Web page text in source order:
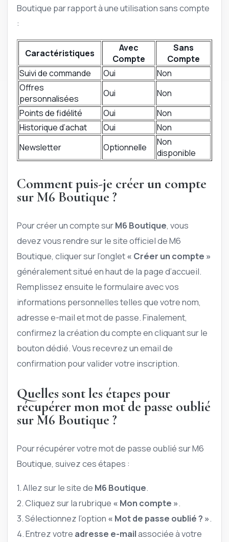
Boutique par rapport à une utilisation sans compte
:
Caractéristiques
Avec
Compte
Sans
Compte
Suivi de commande
Oui
Non
Offres
personnalisées
Oui
Non
Points de fidélité
Oui
Non
Historique d’achat
Oui
Non
Newsletter
Optionnelle
Non
disponible
Comment puis-je créer un compte
sur M6 Boutique ?
Pour créer un compte surM6 Boutique, vous
devez vous rendre sur le site officiel de M6
Boutique, cliquer sur l’onglet« Créer un compte »
généralement situé en haut de la page d’accueil.
Remplissez ensuite le formulaire avec vos
informations personnelles telles que votre nom,
adresse e-mail et mot de passe. Finalement,
confirmez la création du compte en cliquant sur le
bouton dédié. Vous recevrez un email de
confirmation pour valider votre inscription.
Quelles sont les étapes pour
récupérer mon mot de passe oublié
sur M6 Boutique ?
Pour récupérer votre mot de passe oublié sur M6
Boutique, suivez ces étapes :
1. Allez sur le site de M6 Boutique.
2. Cliquez sur la rubrique « Mon compte ».
3. Sélectionnez l’option « Mot de passe oublié ? ».
4. Entrez votre adresse e-mailassociée à votre